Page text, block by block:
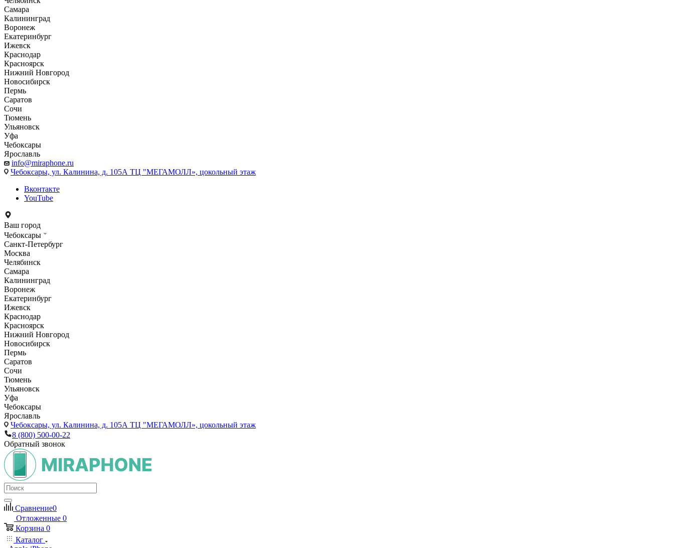
Самара
Калининград
Воронеж
Екатеринбург
Ижевск
Краснодар
Красноярск
Нижний Новгород
Новосибирск
Пермь
Саратов
Сочи
Тюмень
Ульяновск
Уфа
Чебоксары
Ярославль
info@miraphone.ru
Чебоксары, ул. Калинина, д. 105А ТЦ "МЕГАМОЛЛ», цокольный этаж
Вконтакте
YouTube
Ваш город
Чебоксары
Санкт-Петербург
Москва
Челябинск
Самара
Калининград
Воронеж
Екатеринбург
Ижевск
Краснодар
Красноярск
Нижний Новгород
Новосибирск
Пермь
Саратов
Сочи
Тюмень
Ульяновск
Уфа
Чебоксары
Ярославль
Чебоксары, ул. Калинина, д. 105А ТЦ "МЕГАМОЛЛ», цокольный этаж
8 (800) 500-00-22
Обратный звонок
Сравнение0
Отложенные 0
Корзина 0
Каталог